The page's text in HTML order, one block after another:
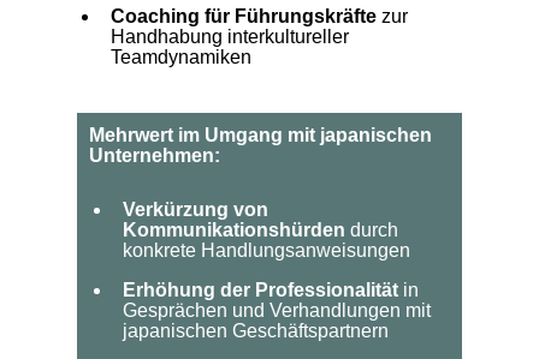
Coaching für Führungskräfte zur
Handhabung interkultureller
Teamdynamiken
Mehrwert im Umgang mit japanischen
Unternehmen:
Verkürzung von
Kommunikationshürden durch
konkrete Handlungsanweisungen
Erhöhung der Professionalität in
Gesprächen und Verhandlungen mit
japanischen Geschäftspartnern